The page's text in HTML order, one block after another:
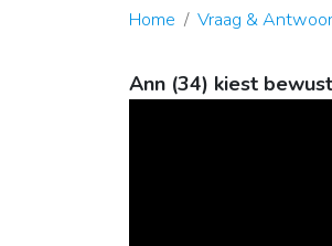
Home Vraag &
Ann (34) kiest